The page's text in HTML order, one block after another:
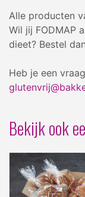
Alle producten
Wil jij FODMAP
dieet? Bestel
Heb je een
Bekijk ook